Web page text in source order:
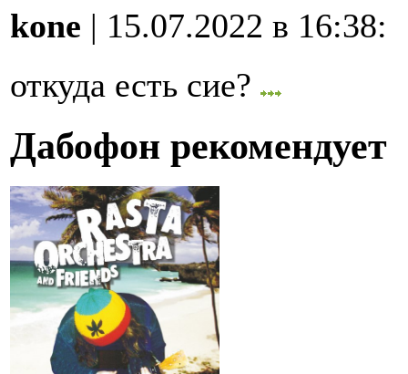
kone | 15.07.2022 в 16:38:
откуда есть сие?
Дабофон рекомендует